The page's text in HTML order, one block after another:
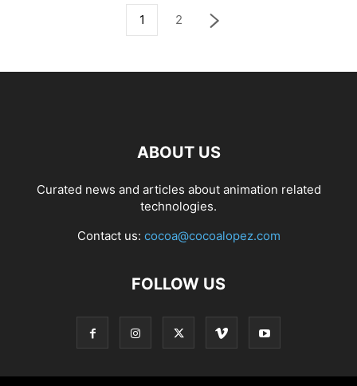
1 2
ABOUT US
Curated news and articles about animation related
technologies.
Contact us: cocoa@cocoalopez.com
FOLLOW US